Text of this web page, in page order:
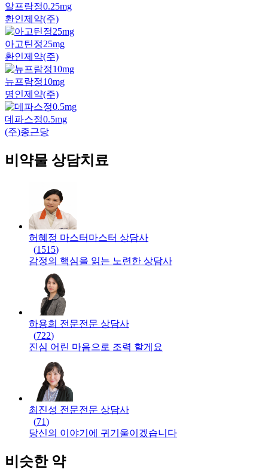
알프람정0.25mg
환인제약(주)
아고틴정25mg
환인제약(주)
뉴프람정10mg
명인제약(주)
데파스정0.5mg
(주)종근당
비약물 상담치료
허혜정 마스터 마스터 상담사
(1515)
감정의 핵심을 읽는 노련한 상담사
하용희 전문전문 상담사
(722)
진심 어린 마음으로 조력 할게요
최진성 전문전문 상담사
(71)
당신의 이야기에 귀기울이겠습니다
비슷한 약